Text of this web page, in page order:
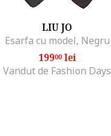
LIU JO
Esarfa cu model, Negru
19900lei
Vandut de Fashion Days